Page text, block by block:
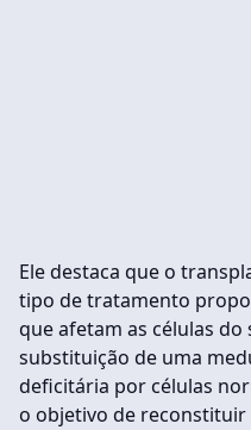
Ele destaca que o
tipo de tratamento
que afetam as células
substituição de uma
deficitária por células
o objetivo de reconstituir